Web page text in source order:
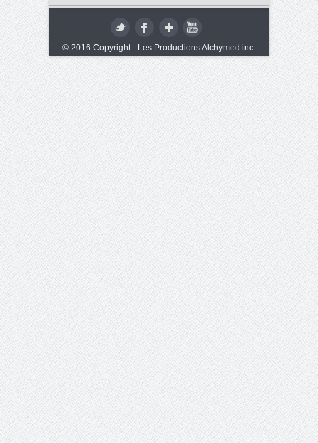
© 2016 Copyright - Les Productions Alchymed inc.